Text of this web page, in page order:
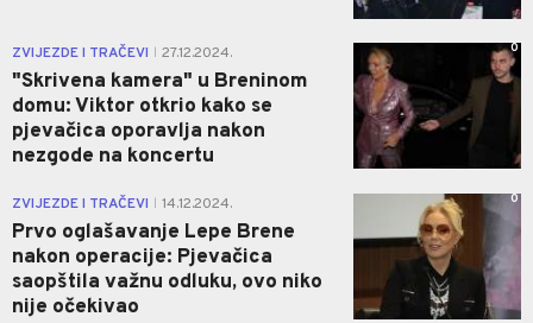
ZVIJEZDE I TRAČEVI 27.12.2024.
"Skrivena kamera" u Breninom
domu: Viktor otkrio kako se
pjevačica oporavlja nakon
nezgode na koncertu
0
ZVIJEZDE I TRAČEVI 14.12.2024.
Prvo oglašavanje Lepe Brene
nakon operacije: Pjevačica
saopštila važnu odluku, ovo niko
nije očekivao
0